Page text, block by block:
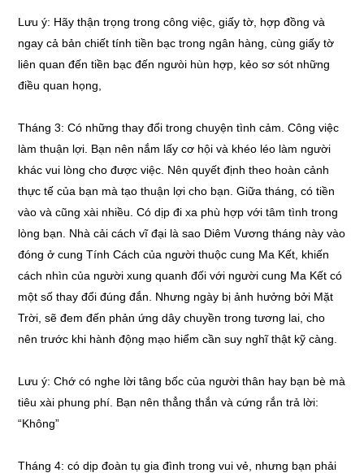
Lưu ý: Hãy thận trọng trong công việc, giấy tờ, hợp đồng và
ngay cả bản chiết tính tiền bạc trong ngân hàng, cùng giấy tờ
liên quan đến tiền bạc đến ngưòi hùn hợp, kẻo sơ sót những
điều quan họng,
Tháng 3: Có những thay đổi trong chuyện tình cảm. Công việc
làm thuận lợi. Bạn nên nắm lấy cơ hội và khéo léo làm người
khác vui lòng cho được việc. Nên quyết định theo hoàn cảnh
thực tế của bạn mà tạo thuận lợi cho bạn. Giữa tháng, có tiền
vào và cũng xài nhiều. Có dịp đi xa phù hợp với tâm tình trong
lòng bạn. Nhà cải cách vĩ đại là sao Diêm Vương tháng này vào
đóng ở cung Tính Cách của người thuộc cung Ma Kết, khiến
cách nhìn của người xung quanh đối với người cung Ma Kết có
một số thay đổi đúng đắn. Nhưng ngày bị ảnh hưởng bởi Mặt
Trời, sẽ đem đến phản ứng dây chuyền trong tương lai, cho
nên trước khi hành động mạo hiểm cần suy nghĩ thật kỹ càng.
Lưu ý: Chớ có nghe lời tâng bốc của người thân hay bạn bè mà
tiêu xài phung phí. Bạn nên thẳng thắn và cứng rắn trả lời:
“Không”
Tháng 4: có dịp đoàn tụ gia đình trong vui vẻ, nhưng bạn phải